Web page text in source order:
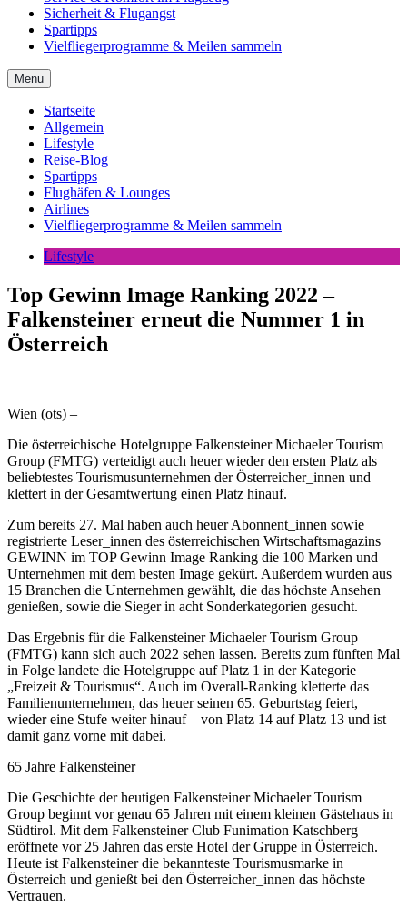
Sicherheit & Flugangst
Spartipps
Vielfliegerprogramme & Meilen sammeln
Menu
Startseite
Allgemein
Lifestyle
Reise-Blog
Spartipps
Flughäfen & Lounges
Airlines
Vielfliegerprogramme & Meilen sammeln
Lifestyle
Top Gewinn Image Ranking 2022 –
Falkensteiner erneut die Nummer 1 in
Österreich
Wien (ots) –
Die österreichische Hotelgruppe Falkensteiner Michaeler Tourism
Group (FMTG) verteidigt auch heuer wieder den ersten Platz als
beliebtestes Tourismusunternehmen der Österreicher_innen und
klettert in der Gesamtwertung einen Platz hinauf.
Zum bereits 27. Mal haben auch heuer Abonnent_innen sowie
registrierte Leser_innen des österreichischen Wirtschaftsmagazins
GEWINN im TOP Gewinn Image Ranking die 100 Marken und
Unternehmen mit dem besten Image gekürt. Außerdem wurden aus
15 Branchen die Unternehmen gewählt, die das höchste Ansehen
genießen, sowie die Sieger in acht Sonderkategorien gesucht.
Das Ergebnis für die Falkensteiner Michaeler Tourism Group
(FMTG) kann sich auch 2022 sehen lassen. Bereits zum fünften Mal
in Folge landete die Hotelgruppe auf Platz 1 in der Kategorie
„Freizeit & Tourismus“. Auch im Overall-Ranking kletterte das
Familienunternehmen, das heuer seinen 65. Geburtstag feiert,
wieder eine Stufe weiter hinauf – von Platz 14 auf Platz 13 und ist
damit ganz vorne mit dabei.
65 Jahre Falkensteiner
Die Geschichte der heutigen Falkensteiner Michaeler Tourism
Group beginnt vor genau 65 Jahren mit einem kleinen Gästehaus in
Südtirol. Mit dem Falkensteiner Club Funimation Katschberg
eröffnete vor 25 Jahren das erste Hotel der Gruppe in Österreich.
Heute ist Falkensteiner die bekannteste Tourismusmarke in
Österreich und genießt bei den Österreicher_innen das höchste
Vertrauen.